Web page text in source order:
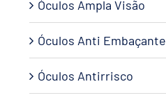
Óculos Ampla Visão
Óculos Anti Embaçante
Óculos Antirrisco